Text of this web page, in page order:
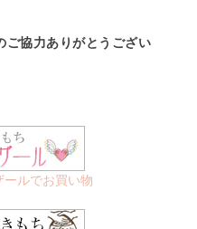
ご協力ありがとうござい
ルでお買い物